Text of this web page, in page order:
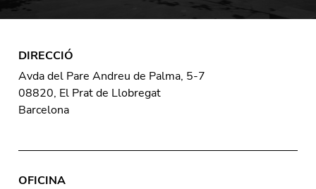
DIRECCIÓ
Avda del Pare Andreu de Palma, 5-7
08820, El Prat de Llobregat
Barcelona
OFICINA